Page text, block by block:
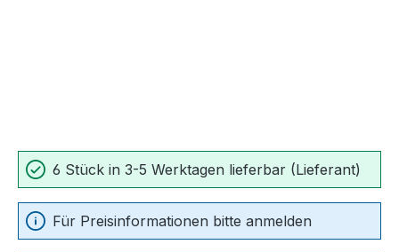
6 Stück in 3-5 Werktagen lieferbar (Lieferant)
Für Preisinformationen bitte anmelden